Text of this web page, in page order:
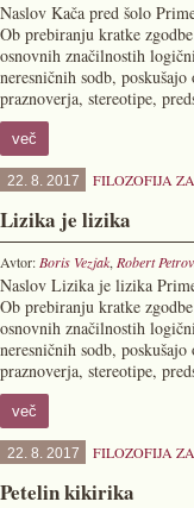
Naslov Kača pred šolo
Ob prebiranju kratke
osnovnih značilnostih
neresničnih sodb,
praznoverja, stereotipe,
več
22. 8. 2017 FILOZOFIJA
Lizika je lizika
Avtor: Boris Vezjak, Robert
Naslov Lizika je lizika
Ob prebiranju kratke
osnovnih značilnostih
neresničnih sodb,
praznoverja, stereotipe,
več
22. 8. 2017 FILOZOFIJA
Petelin kikirika